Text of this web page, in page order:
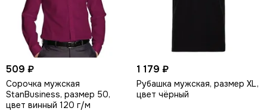
509 ₽
Сорочка мужская
StanBusiness, размер 50,
цвет винный 120 г/м
1 179 ₽
Рубашка мужская, размер XL,
цвет чёрный